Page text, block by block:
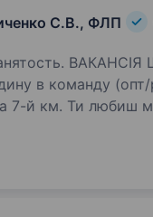
С.В., ФЛП
Шукаємо
в команду (опт/
моду, тебе
робити: